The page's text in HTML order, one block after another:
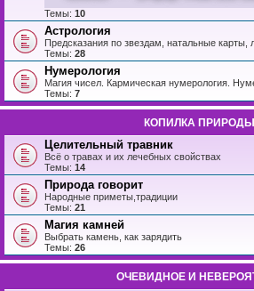
Темы: 10
Астрология
Предсказания по звездам, натальные карты,
Темы: 28
Нумерология
Магия чисел. Кармическая нумерология.
Темы: 7
КОПИЛКА ПРИРОДЫ
Целительный травник
Всё о травах и их лечебных свойствах
Темы: 14
Природа говорит
Народные приметы,традиции
Темы: 21
Магия камней
Выбрать камень, как зарядить
Темы: 26
ОЧЕВИДНОЕ И